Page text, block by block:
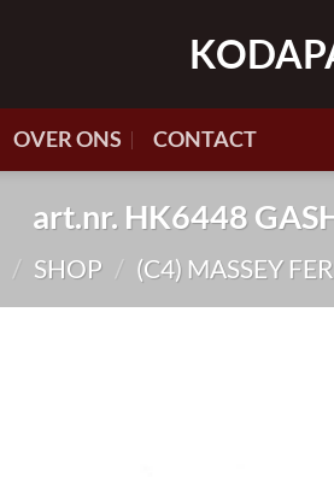
OVER ONS CONTACT
art.nr. HK6448
/ SHOP / (C4) MASSEY